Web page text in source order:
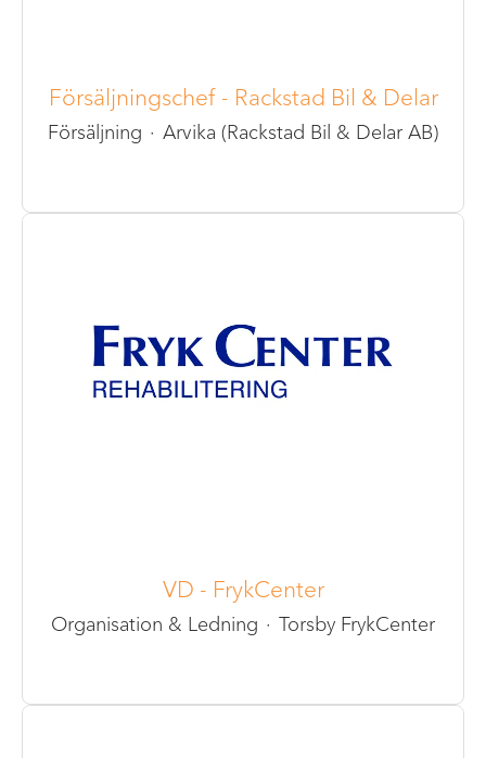
Försäljningschef - Rackstad Bil & Delar
Försäljning · Arvika (Rackstad Bil & Delar AB)
VD - FrykCenter
Organisation & Ledning · Torsby FrykCenter